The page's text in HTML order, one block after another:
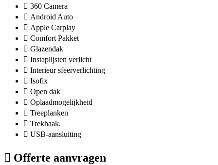
360 Camera
Android Auto
Apple Carplay
Comfort Pakket
Glazendak
Instaplijsten verlicht
Interieur sfeerverlichting
Isofix
Open dak
Oplaadmogelijkheid
Treeplanken
Trekhaak.
USB-aansluiting
Offerte aanvragen